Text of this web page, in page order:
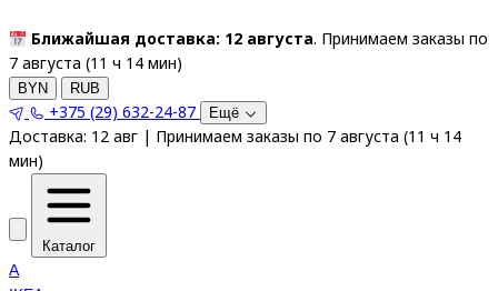
Ближайшая доставка: 12 августа. Принимаем заказы по
7 августа (11 ч 14 мин)
BYN RUB
+375 (29) 632-24-87 Ещё
Доставка: 12 авг | Принимаем заказы по 7 августа (11 ч 14
мин)
Каталог
A